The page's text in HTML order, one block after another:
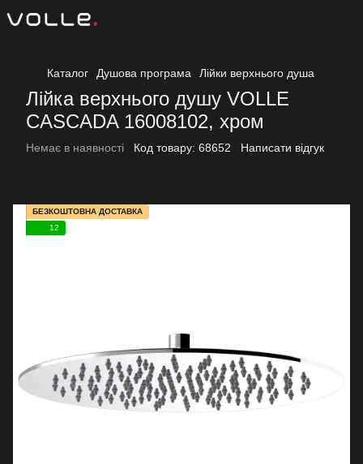
Каталог Душова програма Лійки верхнього душа
Лійка верхнього душу VOLLE
CASCADA 16008102, хром
Немає в наявності Код товару: 68652 Написати відгук
БЕЗКОШТОВНА ДОСТАВКА
12